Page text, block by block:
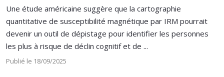
Une étude américaine suggère que la cartographie
quantitative de susceptibilité magnétique par IRM pourrait
devenir un outil de dépistage pour identifier les personnes
les plus à risque de déclin cognitif et de ...
Publié le 18/09/2025